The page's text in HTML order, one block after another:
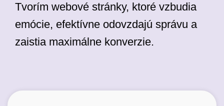
Tvorím webové stránky, ktoré vzbudia
emócie, efektívne odovzdajú správu a
zaistia maximálne konverzie.